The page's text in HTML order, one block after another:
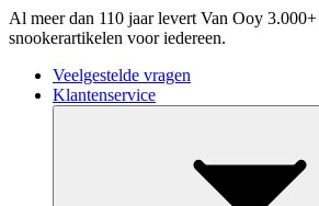
Al meer dan 110 jaar levert Van Ooy
snookerartikelen voor iedereen.
Veelgestelde vragen
Klantenservice